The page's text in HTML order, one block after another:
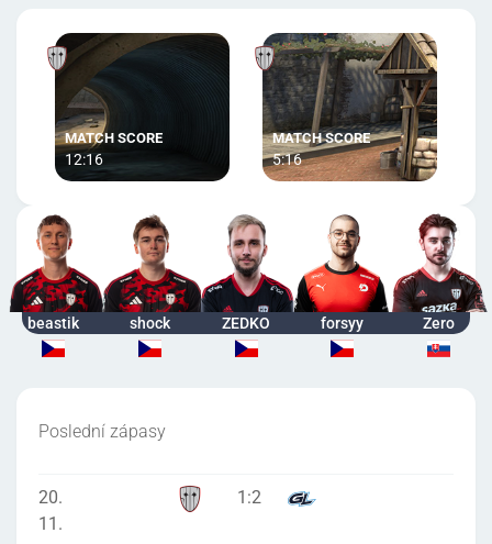
12:16 5:16
beastik shock ZEDKO forsyy Zero
Poslední zápasy
20.
11.
1 :2